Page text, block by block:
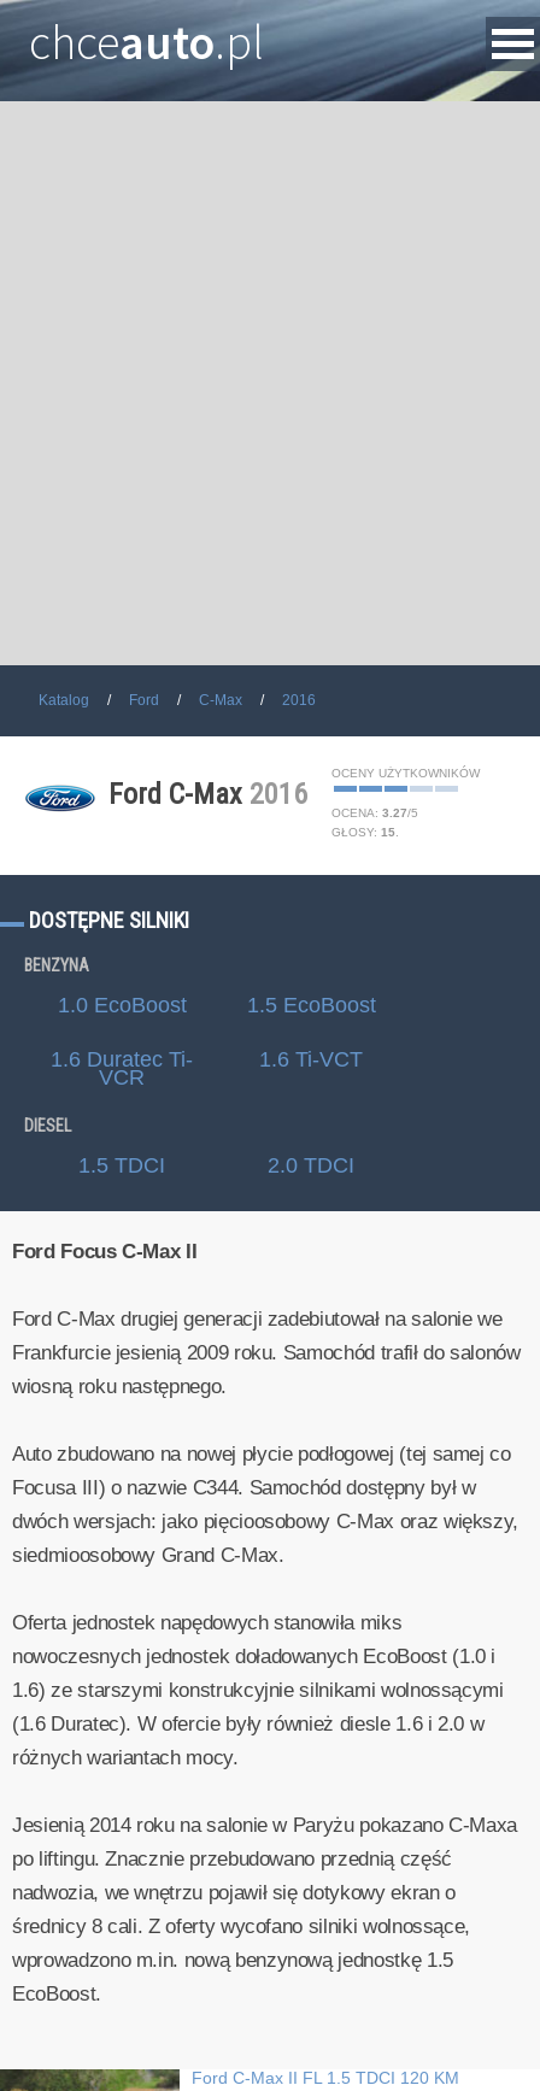
chceauto.pl
Katalog Ford C-Max 2016
Ford C-Max 2016
OCENY UŻYTKOWNIKÓW
OCENA: 3.27/5
GŁOSY: 15
DOSTĘPNE SILNIKI
BENZYNA
1.0 EcoBoost 1.5 EcoBoost
1.6 Duratec Ti-
VCR
1.6 Ti-VCT
DIESEL
1.5 TDCI 2.0 TDCI
Ford Focus C-Max II
Ford C-Max drugiej generacji zadebiutował na salonie we
Frankfurcie jesienią 2009 roku. Samochód trafił do salonów
wiosną roku następnego.
Auto zbudowano na nowej płycie podłogowej (tej samej co
Focusa III) o nazwie C344. Samochód dostępny był w
dwóch wersjach: jako pięcioosobowy C-Max oraz większy,
siedmioosobowy Grand C-Max.
Oferta jednostek napędowych stanowiła miks
nowoczesnych jednostek doładowanych EcoBoost (1.0 i
1.6) ze starszymi konstrukcyjnie silnikami wolnossącymi
(1.6 Duratec). W ofercie były również diesle 1.6 i 2.0 w
różnych wariantach mocy.
Jesienią 2014 roku na salonie w Paryżu pokazano C-Maxa
po liftingu. Znacznie przebudowano przednią część
nadwozia, we wnętrzu pojawił się dotykowy ekran o
średnicy 8 cali. Z oferty wycofano silniki wolnossące,
wprowadzono m.in. nową benzynową jednostkę 1.5
EcoBoost.
Ford C-Max II FL 1.5 TDCI 120 KM